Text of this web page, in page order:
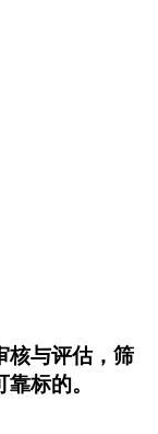
核与评估，筛
标的。